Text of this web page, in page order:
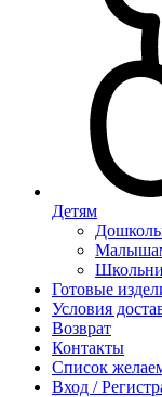
Детям
Готовые
Условия
Возврат
Контакты
Список
Вход /